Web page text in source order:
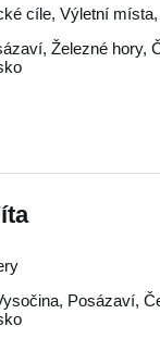
cíle, Výletní
,Železné hory,
, Posázaví,